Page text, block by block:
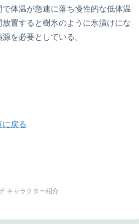
体温が急速に落ち慢性的な低体温
置すると樹氷のように氷漬けにな
を必要としている。
に戻る
キャラクター紹介